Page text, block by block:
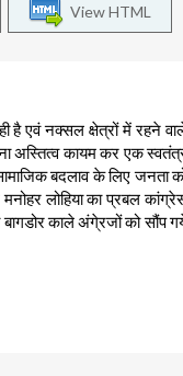
View HTML
है एवं नक्सल क्षेत्रों में रहने
अस्तित्व कायम कर एक
बदलाव के लिए जनता
लोहिया का प्रबल
काले अंगे्रजों को सौंप